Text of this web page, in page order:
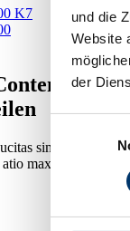
und die
Website
der
K7
simillor atibus
maxim inus